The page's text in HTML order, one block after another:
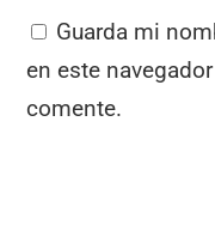
Guarda mi
en este
comente.